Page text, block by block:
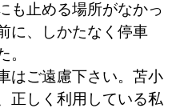
も止める場所がなかっ
に、しかたなく停車
。
はご遠慮下さい。苫小
正しく利用している私